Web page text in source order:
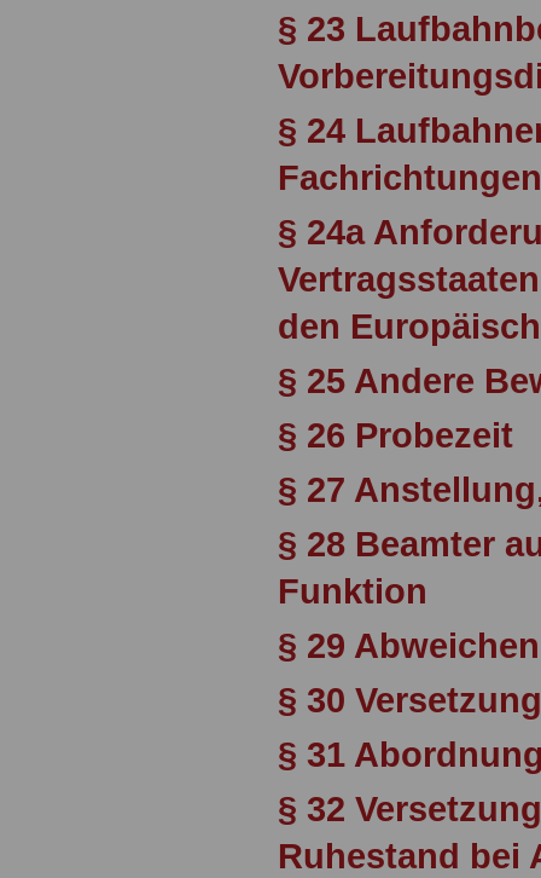
§ 23
§ 24
Fachrichtungen
§ 24a
den
§ 25 Andere
§ 26 Probezeit
§ 27
§ 28 Beamter
Funktion
§ 29
§ 30 Versetzung
§ 31
§ 32
Ruhestand bei